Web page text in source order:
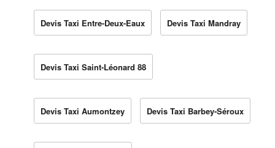
Devis Taxi Entre-Deux-Eaux Devis Taxi Mandray
Devis Taxi Saint-Léonard 88
Devis Taxi Aumontzey Devis Taxi Barbey-Séroux